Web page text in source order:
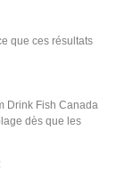
que ces résultats
Drink Fish Canada
dès que les